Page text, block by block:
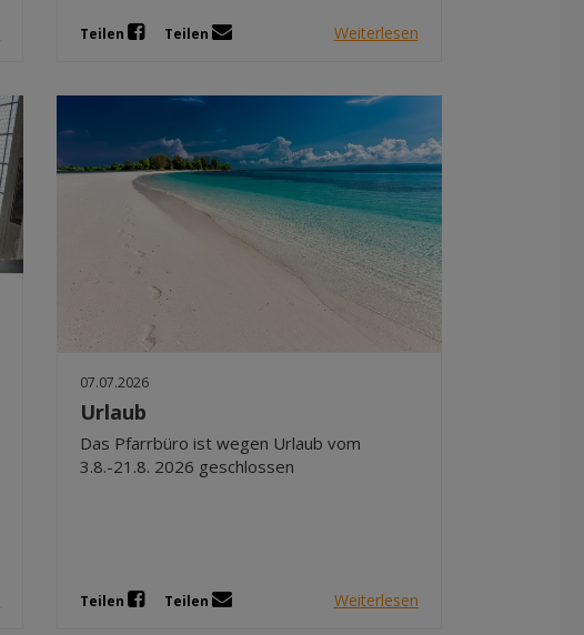
Teilen Teilen Weiterlesen
07.07.2026
Urlaub
Das Pfarrbüro ist wegen Urlaub vom
3.8.-21.8. 2026 geschlossen
Teilen Teilen Weiterlesen